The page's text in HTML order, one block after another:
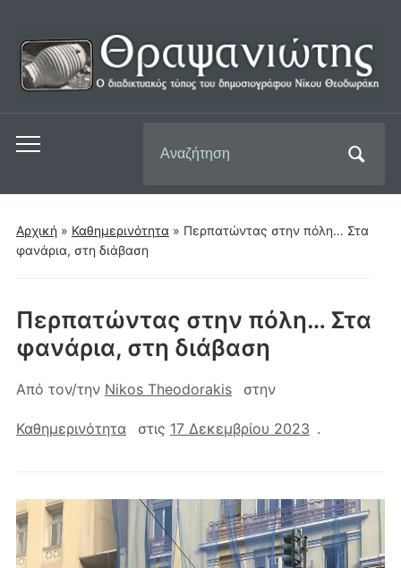
Εναλλαγή
μενού
για
κινητά
για:
Αρχική » Καθημερινότητα » Περπατώντας στην πόλη… Στα
φανάρια, στη διάβαση
Περπατώντας στην πόλη… Στα
φανάρια, στη διάβαση
Από τον/την Nikos Theodorakis στην
Καθημερινότητα στις 17 Δεκεμβρίου 2023 .